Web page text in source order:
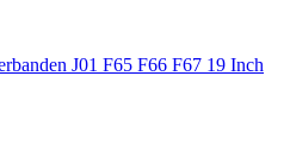
J01 F65 F66 F67 19 Inch